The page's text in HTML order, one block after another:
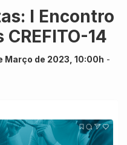
I Encontro
14
de 2023, 10:00h -